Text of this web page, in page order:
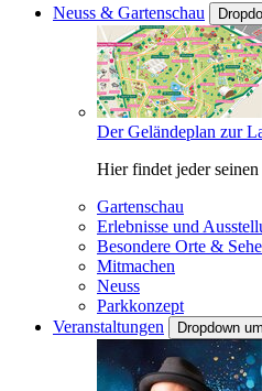
Neuss & Gartenschau
Der Geländeplan zur
Hier findet jeder
Gartenschau
Erlebnisse und
Besondere Orte &
Mitmachen
Neuss
Parkkonzept
Veranstaltungen
Dropdown